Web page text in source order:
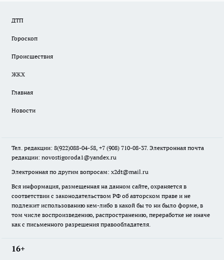
ДТП
Гороскоп
Происшествия
ЖКХ
Главная
Новости
Тел. редакции: 8(922)088-04-58, +7 (908) 710-08-37. Электронная почта
редакции: novostigoroda1@yandex.ru
Электронная по другим вопросам: x2dt@mail.ru
Вся информация, размещенная на данном сайте, охраняется в
соответствии с законодательством РФ об авторском праве и не
подлежит использованию кем-либо в какой бы то ни было форме, в
том числе воспроизведению, распространению, переработке не иначе
как с письменного разрешения правообладателя.
16+